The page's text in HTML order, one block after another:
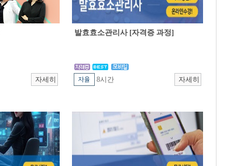
발효효소관리사 [자격증 과정]
8시간